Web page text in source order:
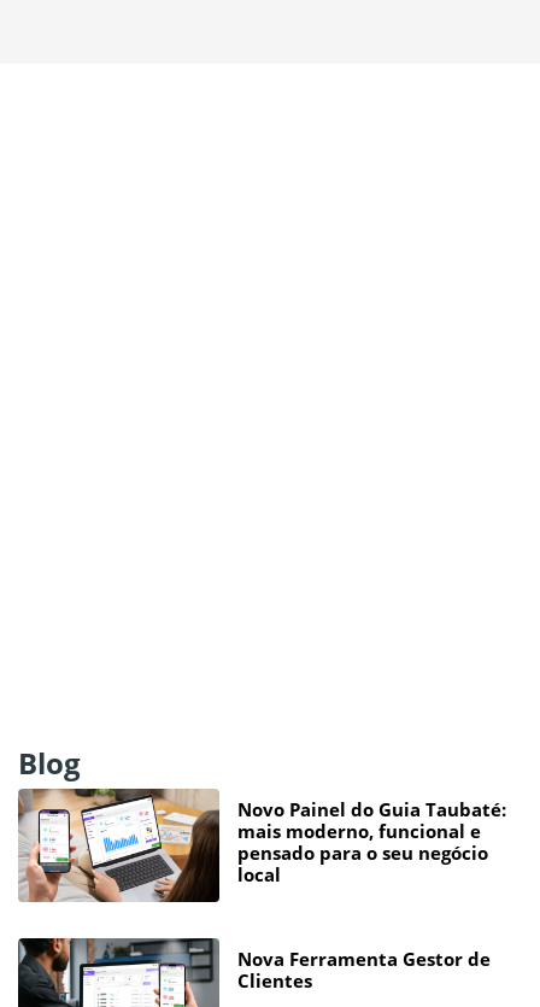
Blog
Novo Painel do Guia Taubaté:
mais moderno, funcional e
pensado para o seu negócio
local
Nova Ferramenta Gestor de
Clientes